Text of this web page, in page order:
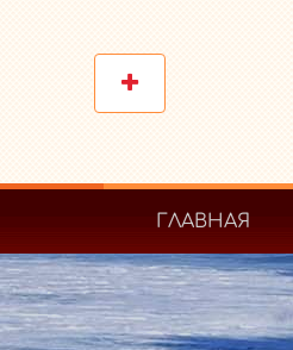
ГЛАВНАЯ